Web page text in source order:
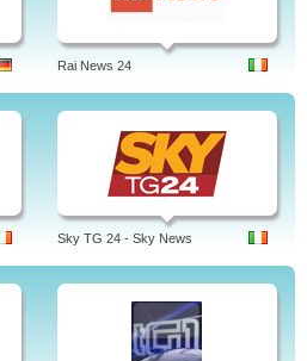
Rai News 24
Sky TG 24 - Sky News